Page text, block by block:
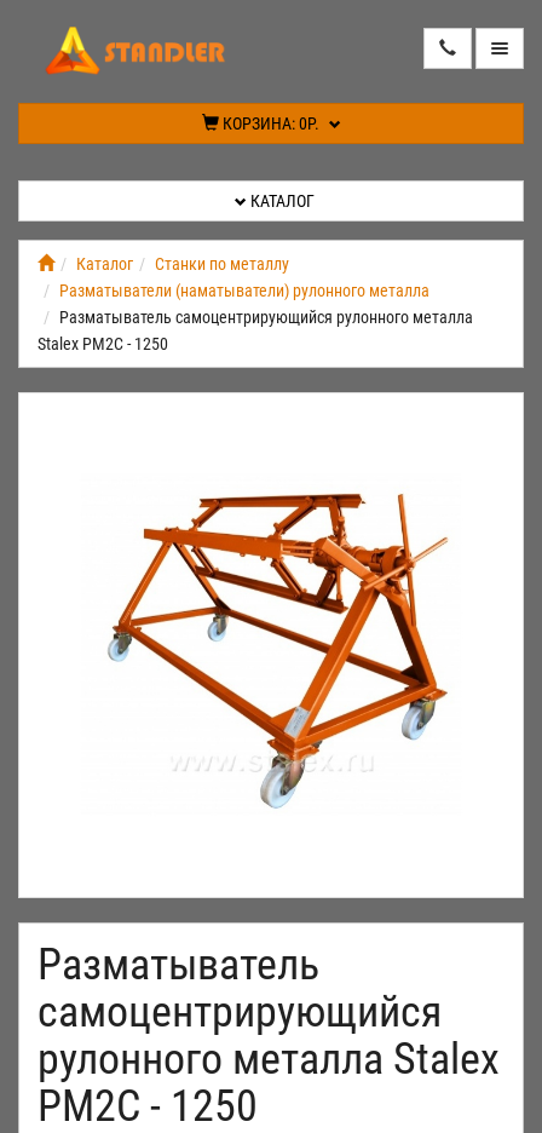
КОРЗИНА:0Р.
НОВИНКИ
КАТАЛОГ
Каталог
Станки по металлу
Разматыватели (наматыватели) рулонного металла
Разматыватель самоцентрирующийся рулонного металла
Stalex РМ2С - 1250
Разматыватель
самоцентрирующийся
рулонного металла Stalex
РМ2С - 1250